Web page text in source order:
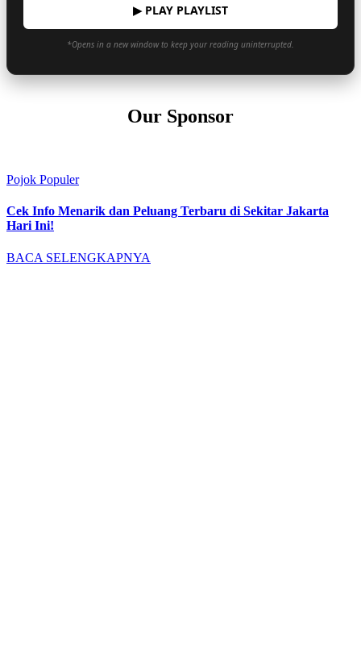
▶ PLAY PLAYLIST
*Opens in a new window to keep your reading uninterrupted.
Our Sponsor
Pojok Populer
Cek Info Menarik dan Peluang Terbaru di Sekitar Jakarta
Hari Ini!
BACA SELENGKAPNYA